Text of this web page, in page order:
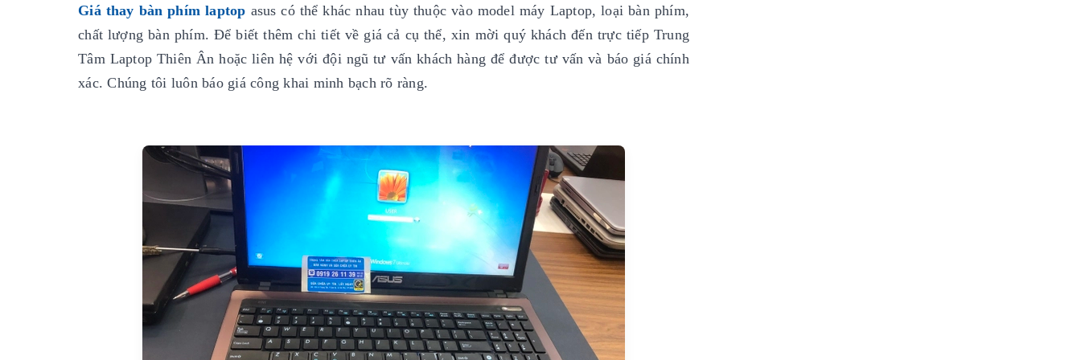
Giá thay bàn phím laptop asus có thể khác nhau tùy thuộc vào model máy Laptop, loại bàn phím,
chất lượng bàn phím. Để biết thêm chi tiết về giá cả cụ thể, xin mời quý khách đến trực tiếp Trung
Tâm Laptop Thiên Ân hoặc liên hệ với đội ngũ tư vấn khách hàng để được tư vấn và báo giá chính
xác. Chúng tôi luôn báo giá công khai minh bạch rõ ràng.